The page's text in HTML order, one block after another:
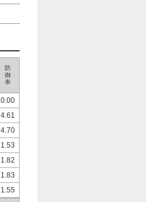
防
御
率
0.00
4.61
4.70
1.53
1.82
1.83
1.55